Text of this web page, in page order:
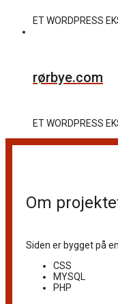
ET WORDPRESS
rørbye.com
ET WORDPRESS
Om
Siden er bygget på
CSS
MYSQL
PHP